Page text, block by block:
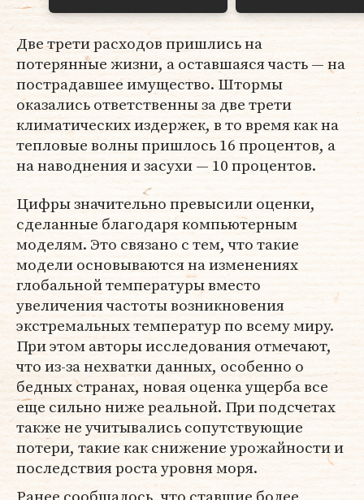
Две трети расходов пришлись на
потерянные жизни, а оставшаяся часть — на
пострадавшее имущество. Штормы
оказались ответственны за две трети
климатических издержек, в то время как на
тепловые волны пришлось 16 процентов, а
на наводнения и засухи — 10 процентов.
Цифры значительно превысили оценки,
сделанные благодаря компьютерным
моделям. Это связано с тем, что такие
модели основываются на изменениях
глобальной температуры вместо
увеличения частоты возникновения
экстремальных температур по всему миру.
При этом авторы исследования отмечают,
что из-за нехватки данных, особенно о
бедных странах, новая оценка ущерба все
еще сильно ниже реальной. При подсчетах
также не учитывались сопутствующие
потери, такие как снижение урожайности и
последствия роста уровня моря.